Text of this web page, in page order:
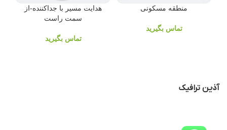
منطقه مسکونی
تماس بگیرید
هدایت مسیر با جداکننده-از
سمت راست
تماس بگیرید
آذین ترافیک